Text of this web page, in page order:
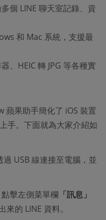
多個 LINE 聊天室記錄、資
和 Mac 系統，支援最
、HEIC 轉 JPG 等各種實
蘋果助手簡化了 iOS 裝置
手。下面就為大家介紹如
USB 線連接至電腦，並
擊左側菜單欄 「訊息」
來的 LINE 資料。